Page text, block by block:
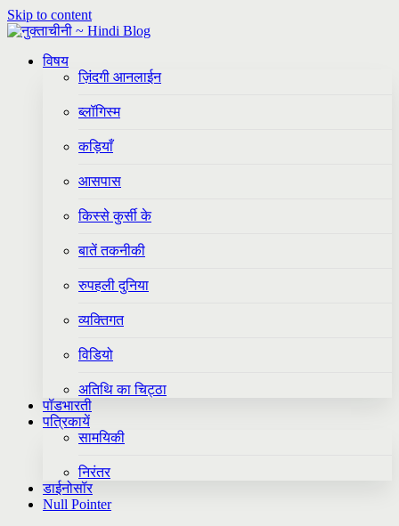
Skip to content
विषय
ज़िंदगी आनलाईन
ब्लॉगिस्म
कड़ियाँ
आसपास
किस्से कुर्सी के
बातें तकनीकी
रुपहली दुनिया
व्यक्तिगत
विडियो
अतिथि का चिट्ठा
पॉडभारती
पत्रिकायें
सामयिकी
निरंतर
डाईनोसॉर
Null Pointer